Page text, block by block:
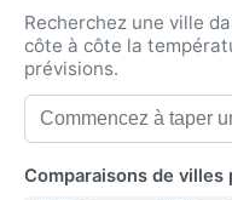
Recherchez une ville
côte à côte la
prévisions.
Comparaisons de villes